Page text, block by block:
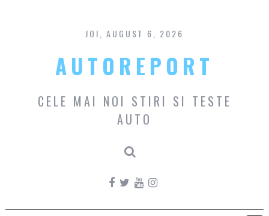
content
JOI, AUGUST 6, 2026
AUTOREPORT
CELE MAI NOI STIRI SI TESTE
AUTO